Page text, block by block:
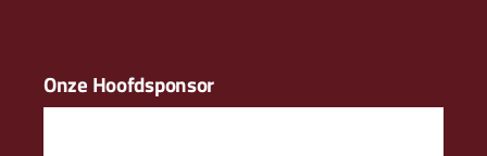
Onze Hoofdsponsor